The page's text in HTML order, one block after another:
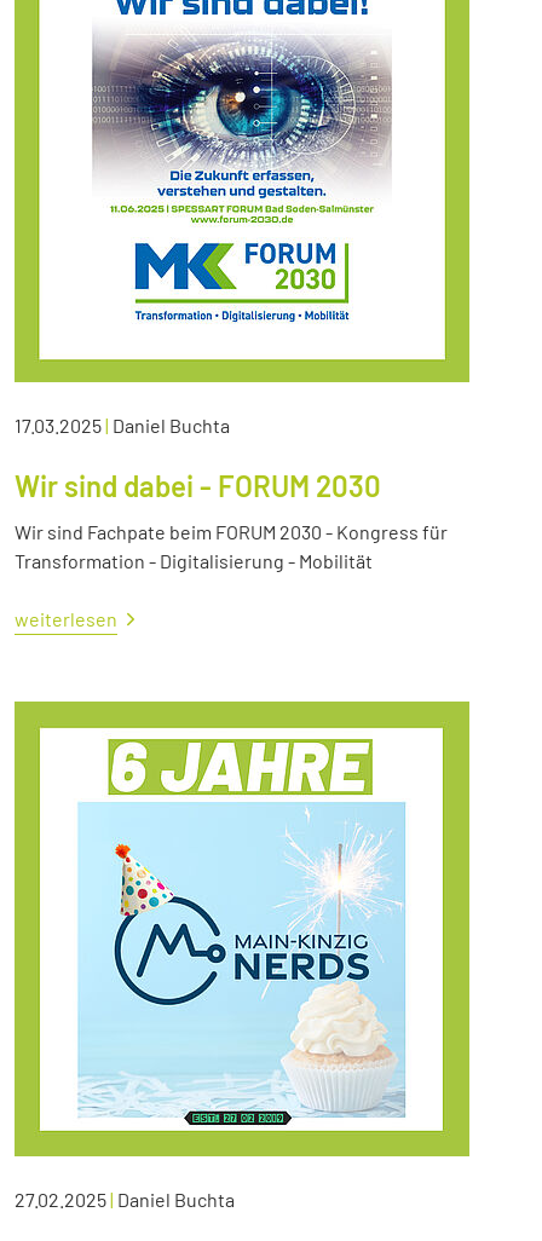
17.03.2025| Daniel Buchta
Wir sind dabei - FORUM 2030
Wir sind Fachpate beim FORUM 2030 - Kongress für
Transformation - Digitalisierung - Mobilität
weiterlesen
27.02.2025| Daniel Buchta